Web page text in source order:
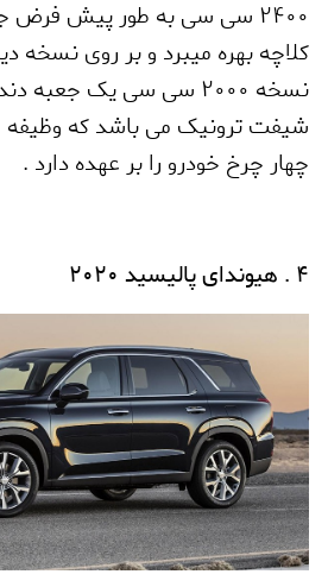
کلاچه بهره میبرد و بر روی نسخه
شیفت ترونیک می باشد که وظیفه
چهار چرخ خودرو را بر عهده دارد .
4 . هیوندای پالیسید 2020